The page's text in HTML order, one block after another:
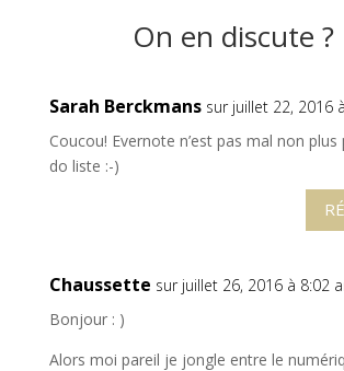
On en discute ?
Sarah Berckmans sur juillet 22, 2016
Coucou! Evernote n’est pas mal non
do liste :-)
Chaussette sur juillet 26, 2016 à 8:02
Bonjour : )
Alors moi pareil je jongle entre le